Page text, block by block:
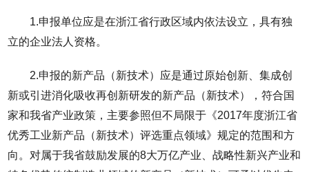
1.申报单位应是在浙江省行政区域内依法设立，具有独
立的企业法人资格。
2.申报的新产品（新技术）应是通过原始创新、集成创
新或引进消化吸收再创新研发的新产品（新技术），符合国
家和我省产业政策，主要参照但不局限于《2017年度浙江省
优秀工业新产品（新技术）评选重点领域》规定的范围和方
向。对属于我省鼓励发展的8大万亿产业、战略性新兴产业和